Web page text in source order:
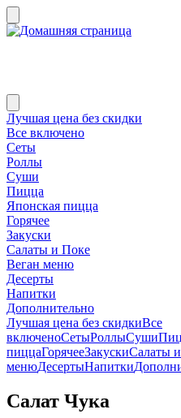
Лучшая цена без скидки
Все включено
Сеты
Роллы
Суши
Пицца
Японская пицца
Горячее
Закуски
Салаты и Поке
Веган меню
Десерты
Напитки
Дополнительно
Лучшая цена без скидкиВсе
включеноСетыРоллыСуши
пиццаГорячееЗакускиСалаты
менюДесертыНапитки
Салат Чука